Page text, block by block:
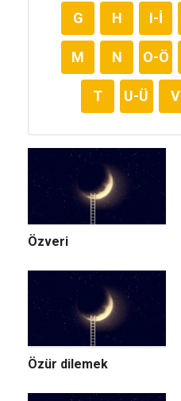
G H I-İ
M N O-Ö
T U-Ü V
Özveri
Özür dilemek